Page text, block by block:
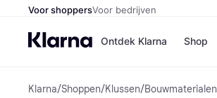
Voor shoppersVoor bedrijven
Ontdek Klarna Shop
Klarna/Shoppen/Klussen/Bouwmaterialen